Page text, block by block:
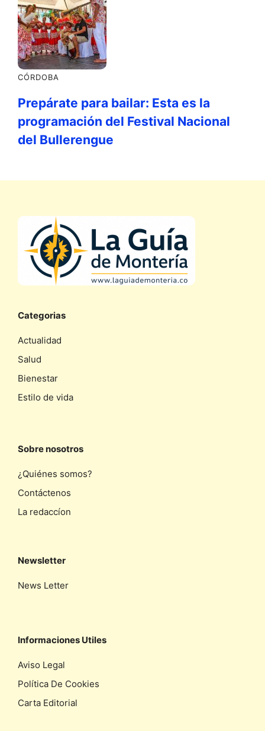
CÓRDOBA
Prepárate para bailar: Esta es la
programación del Festival Nacional
del Bullerengue
Categorias
Actualidad
Salud
Bienestar
Estilo de vida
Sobre nosotros
¿Quiénes somos?
Contáctenos
La redaccíon
Newsletter
News Letter
Informaciones Utiles
Aviso Legal
Política De Cookies
Carta Editorial